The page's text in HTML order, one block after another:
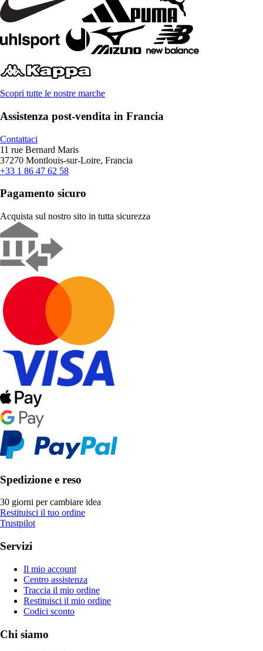
Scopri tutte le nostre marche
Assistenza post-vendita in Francia
Contattaci
11 rue Bernard Maris
37270 Montlouis-sur-Loire, Francia
+33 1 86 47 62 58
Pagamento sicuro
Acquista sul nostro sito in tutta sicurezza
Spedizione e reso
30 giorni per cambiare idea
Restituisci il tuo ordine
Trustpilot
Servizi
Il mio account
Centro assistenza
Traccia il mio ordine
Restituisci il mio ordine
Codici sconto
Chi siamo